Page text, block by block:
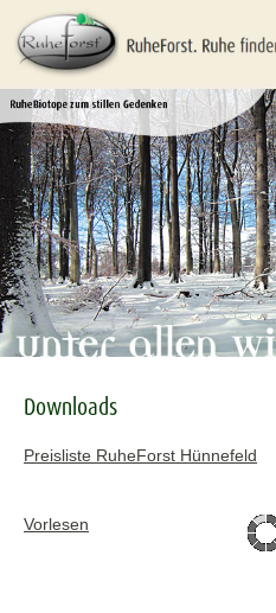
Downloads
Preisliste RuheForst Hünnefeld
Vorlesen